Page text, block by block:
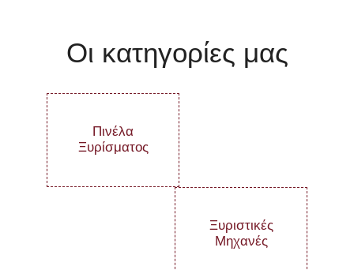
Οι κατηγορίες μας
Πινέλα
Ξυρίσματος
Ξυριστικές
Μηχανές